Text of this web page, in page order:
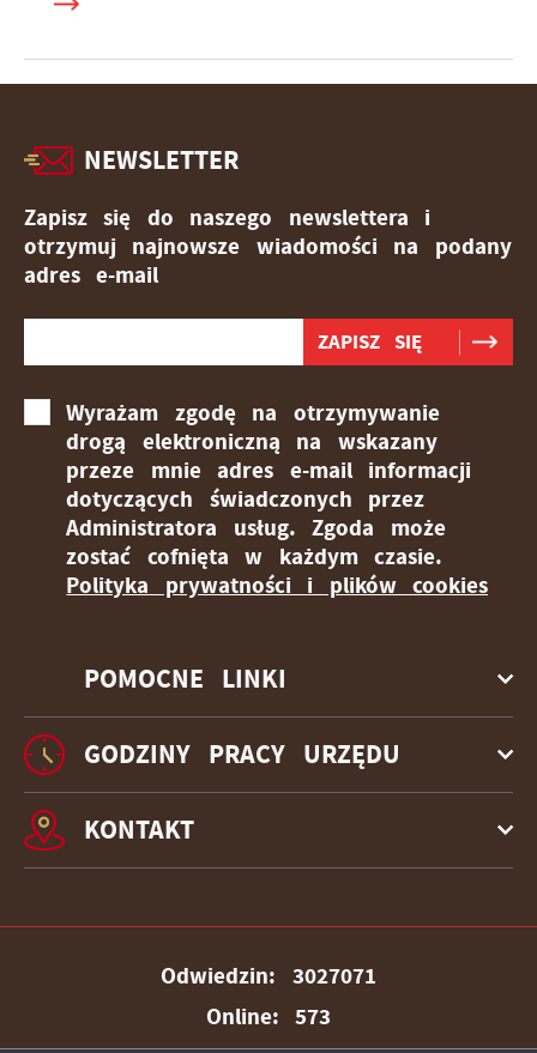
POMOCNE LINKI
NEWSLETTER
Zapisz się do naszego newslettera i
otrzymuj najnowsze wiadomości na podany
adres e-mail
Wyrażam zgodę na otrzymywanie
drogą elektroniczną na wskazany
przeze mnie adres e-mail informacji
dotyczących świadczonych przez
Administratora usług. Zgoda może
zostać cofnięta w każdym czasie.
Polityka prywatności i plików cookies
GODZINY PRACY URZĘDU
KONTAKT
Odwiedzin: 3027071
Online: 573